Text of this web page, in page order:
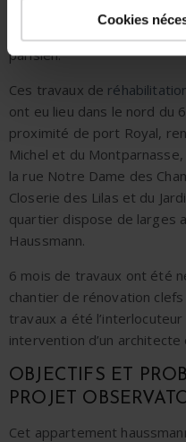
Cookies
travaux de rénovation
parisien.
Ces travaux de
ont eu lieu dans le nord du
proximité de port Royal,
Michel et du
la rue Notre Dame des
Closerie des Lilas et du
quartier dispose de larges
Haussmann.
6 mois de travaux ont été
chantier de rénovation clefs
travaux a été
intervention d’un
OBJECTIFS ET P
PROJET
Cet appartement